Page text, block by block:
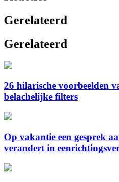
Gerelateerd
Gerelateerd
26 hilarische voorbeelden
belachelijke filters
Op vakantie een gesprek
verandert in